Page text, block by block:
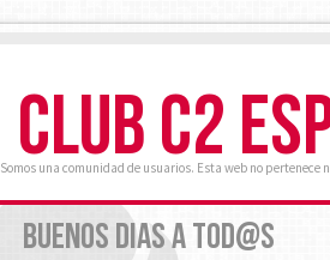
CLUB C2
Somos una comunidad de usuarios. Esta web no pertenece
BUENOS DIAS A TOD@S